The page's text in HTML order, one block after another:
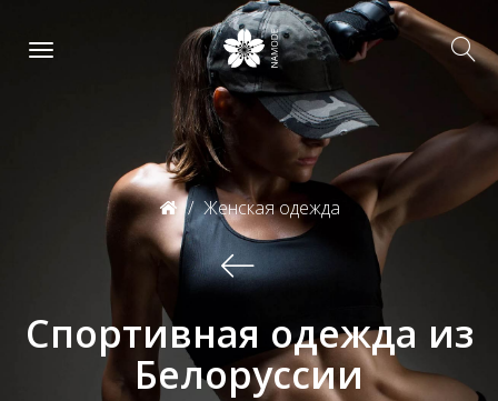
Женская одежда
Спортивная одежда из
Белоруссии